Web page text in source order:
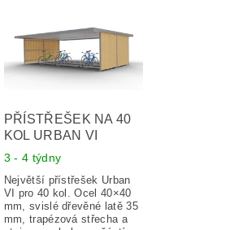
PŘÍSTŘEŠEK NA 40
KOL URBAN VI
3 - 4 týdny
Největší přístřešek Urban
VI pro 40 kol. Ocel 40×40
mm, svislé dřevěné latě 35
mm, trapézová střecha a